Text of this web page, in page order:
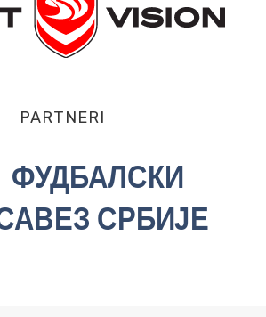
PARTNERI